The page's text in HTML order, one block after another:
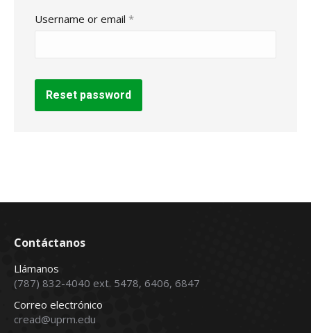
Username or email *Required
Reset password
Contáctanos
Llámanos
(787) 832-4040 ext. 5478, 6406, 6847
Correo electrónico
cread@uprm.edu